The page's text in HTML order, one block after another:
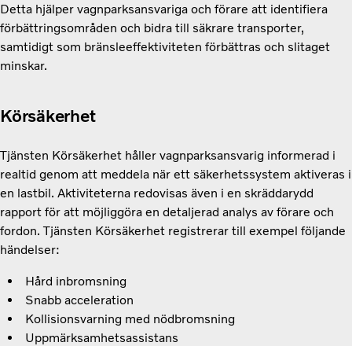
Detta hjälper vagnparksansvariga och förare att identifiera
förbättringsområden och bidra till säkrare transporter,
samtidigt som bränsleeffektiviteten förbättras och slitaget
minskar.
Körsäkerhet
Tjänsten Körsäkerhet håller vagnparksansvarig informerad i
realtid genom att meddela när ett säkerhetssystem aktiveras i
en lastbil. Aktiviteterna redovisas även i en skräddarydd
rapport för att möjliggöra en detaljerad analys av förare och
fordon. Tjänsten Körsäkerhet registrerar till exempel följande
händelser:
Hård inbromsning
Snabb acceleration
Kollisionsvarning med nödbromsning
Uppmärksamhetsassistans